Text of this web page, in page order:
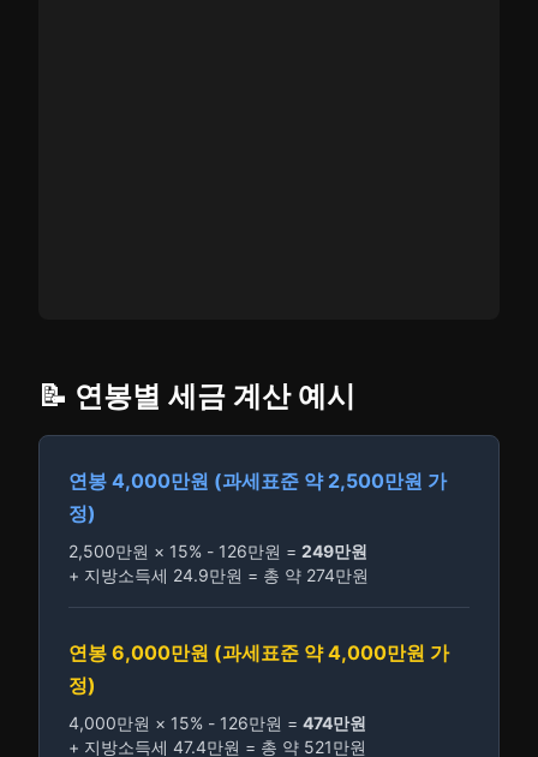
📝 연봉별 세금 계산 예시
연봉 4,000만원 (과세표준 약 2,500만원 가
정)
2,500만원 × 15% - 126만원 = 249만원
+ 지방소득세 24.9만원 = 총 약 274만원
연봉 6,000만원 (과세표준 약 4,000만원 가
정)
4,000만원 × 15% - 126만원 = 474만원
+ 지방소득세 47.4만원 = 총 약 521만원